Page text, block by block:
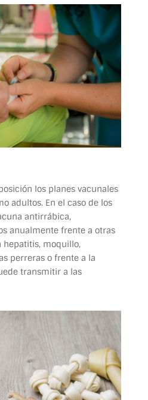
los planes vacunales
adultos. En el caso de los
antirrábica,
anualmente frente a otras
hepatitis, moquillo,
perreras o frente a la
transmitir a las